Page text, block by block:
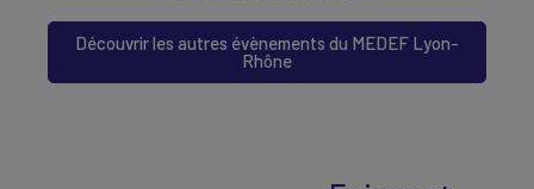
Découvrir les autres évènements du MEDEF Lyon-
Rhône